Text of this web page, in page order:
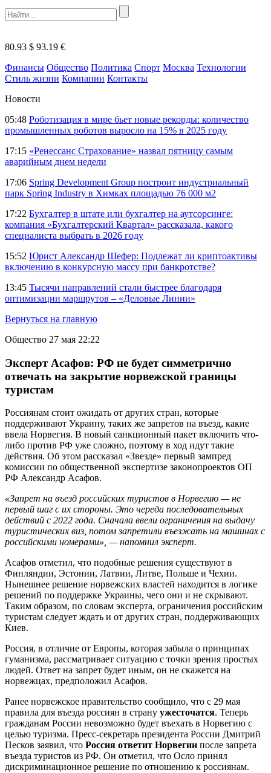
80.93 $ 93.19 €
Финансы Общество Политика Спорт Москва Технологии
Стиль жизни Компании Контакты
Новости
05:48 Роботизация в мире бьет новые рекорды: количество
промышленных роботов выросло на 15% в 2025 году
17:15 «Ренессанс Страхование» назвал пятницу самым
аварийным днем недели
17:06 Spring Development Group построит индустриальный
парк Spring Industry в Химках площадью 76 000 м2
17:22 Бухгалтер в штате или бухгалтер на аутсорсинге:
компания «Бухгалтерский Квартал» рассказала, какого
специалиста выбрать в 2026 году
15:52 Юрист Александр Шефер: Подлежат ли криптоактивы
включению в конкурсную массу при банкротстве?
13:45 Тысячи направлений стали быстрее благодаря
оптимизации маршрутов – «Деловые Линии»
Вернуться на главную
Общество 27 мая 22:22
Эксперт Асафов: РФ не будет симметрично
отвечать на закрытие норвежской границы
туристам
Россиянам стоит ожидать от других стран, которые
поддерживают Украину, таких же запретов на въезд, какие
ввела Норвегия. В новый санкционный пакет включить что-
либо против РФ уже сложно, поэтому в ход идут такие
действия. Об этом рассказал «Звезде» первый зампред
комиссии по общественной экспертизе законопроектов ОП
РФ Александр Асафов.
«Запрет на въезд российских туристов в Норвегию — не
первый шаг с их стороны. Это череда последовательных
действий с 2022 года. Сначала ввели ограничения на выдачу
туристических виз, потом запретили въезжать на машинах с
российскими номерами», — напомнил эксперт.
Асафов отметил, что подобные решения существуют в
Финляндии, Эстонии, Латвии, Литве, Польше и Чехии.
Нынешнее решение норвежских властей находится в логике
решений по поддержке Украины, чего они и не скрывают.
Таким образом, по словам эксперта, ограничения российским
туристам следует ждать и от других стран, поддерживающих
Киев.
Россия, в отличие от Европы, которая забыла о принципах
гуманизма, рассматривает ситуацию с точки зрения простых
людей. Ответ на запрет будет иным, он не скажется на
норвежцах, предположил Асафов.
Ранее норвежское правительство сообщило, что с 29 мая
правила для въезда россиян в страну ужесточатся. Теперь
гражданам России невозможно будет въехать в Норвегию с
целью туризма. Пресс-секретарь президента России Дмитрий
Песков заявил, что Россия ответит Норвегии после запрета
въезда туристов из РФ. Он отметил, что Осло принял
дискриминационное решение по отношению к россиянам.